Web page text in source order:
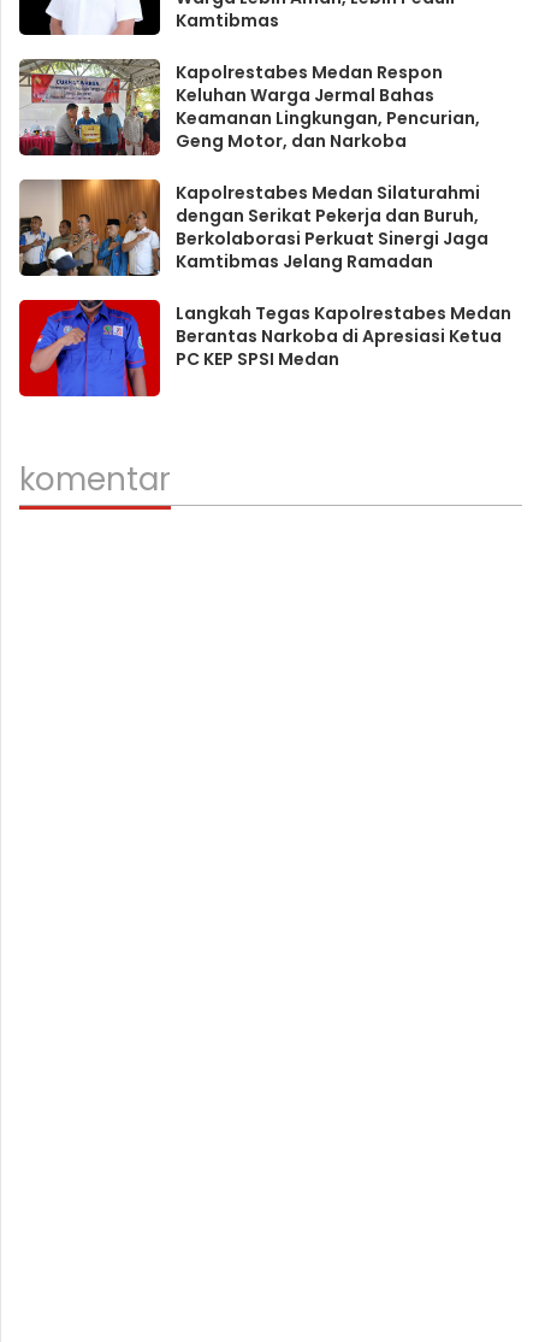
Kamtibmas
Kapolrestabes Medan Respon
Keluhan Warga Jermal Bahas
Keamanan Lingkungan, Pencurian,
Geng Motor, dan Narkoba
Kapolrestabes Medan Silaturahmi
dengan Serikat Pekerja dan Buruh,
Berkolaborasi Perkuat Sinergi Jaga
Kamtibmas Jelang Ramadan
Langkah Tegas Kapolrestabes Medan
Berantas Narkoba di Apresiasi Ketua
PC KEP SPSI Medan
komentar